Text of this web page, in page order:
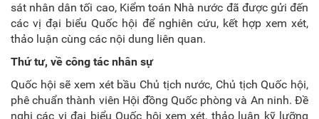
sát nhân dân tối cao, Kiểm toán Nhà nước đã được gửi đến
các vị đại biểu Quốc hội để nghiên cứu, kết hợp xem xét,
thảo luận cùng các nội dung liên quan.
Thứ tư, về công tác nhân sự
Quốc hội sẽ xem xét bầu Chủ tịch nước, Chủ tịch Quốc hội,
phê chuẩn thành viên Hội đồng Quốc phòng và An ninh. Đề
nghị các vị đại biểu Quốc hội xem xét, thảo luận kỹ lưỡng